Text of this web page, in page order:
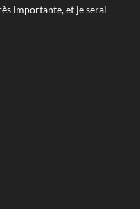
importante, et je serai